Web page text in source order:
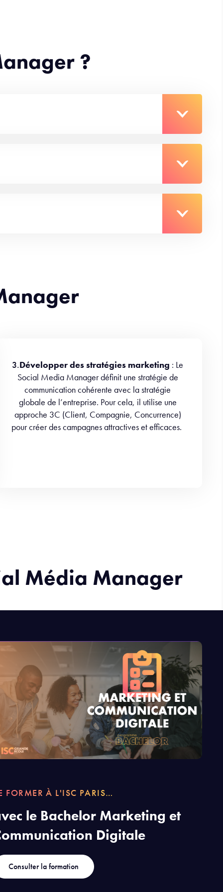
?
3.Développer des stratégies marketing : Le
Social Media Manager définit une stratégie de
communication cohérente avec la stratégie
globale de l’entreprise. Pour cela, il utilise une
approche 3C (Client, Compagnie, Concurrence)
pour créer des campagnes attractives et efficaces.
Média Manager
FORMER À L'ISC PARIS…
le Bachelor Marketing et
Digitale
Consulter la formation